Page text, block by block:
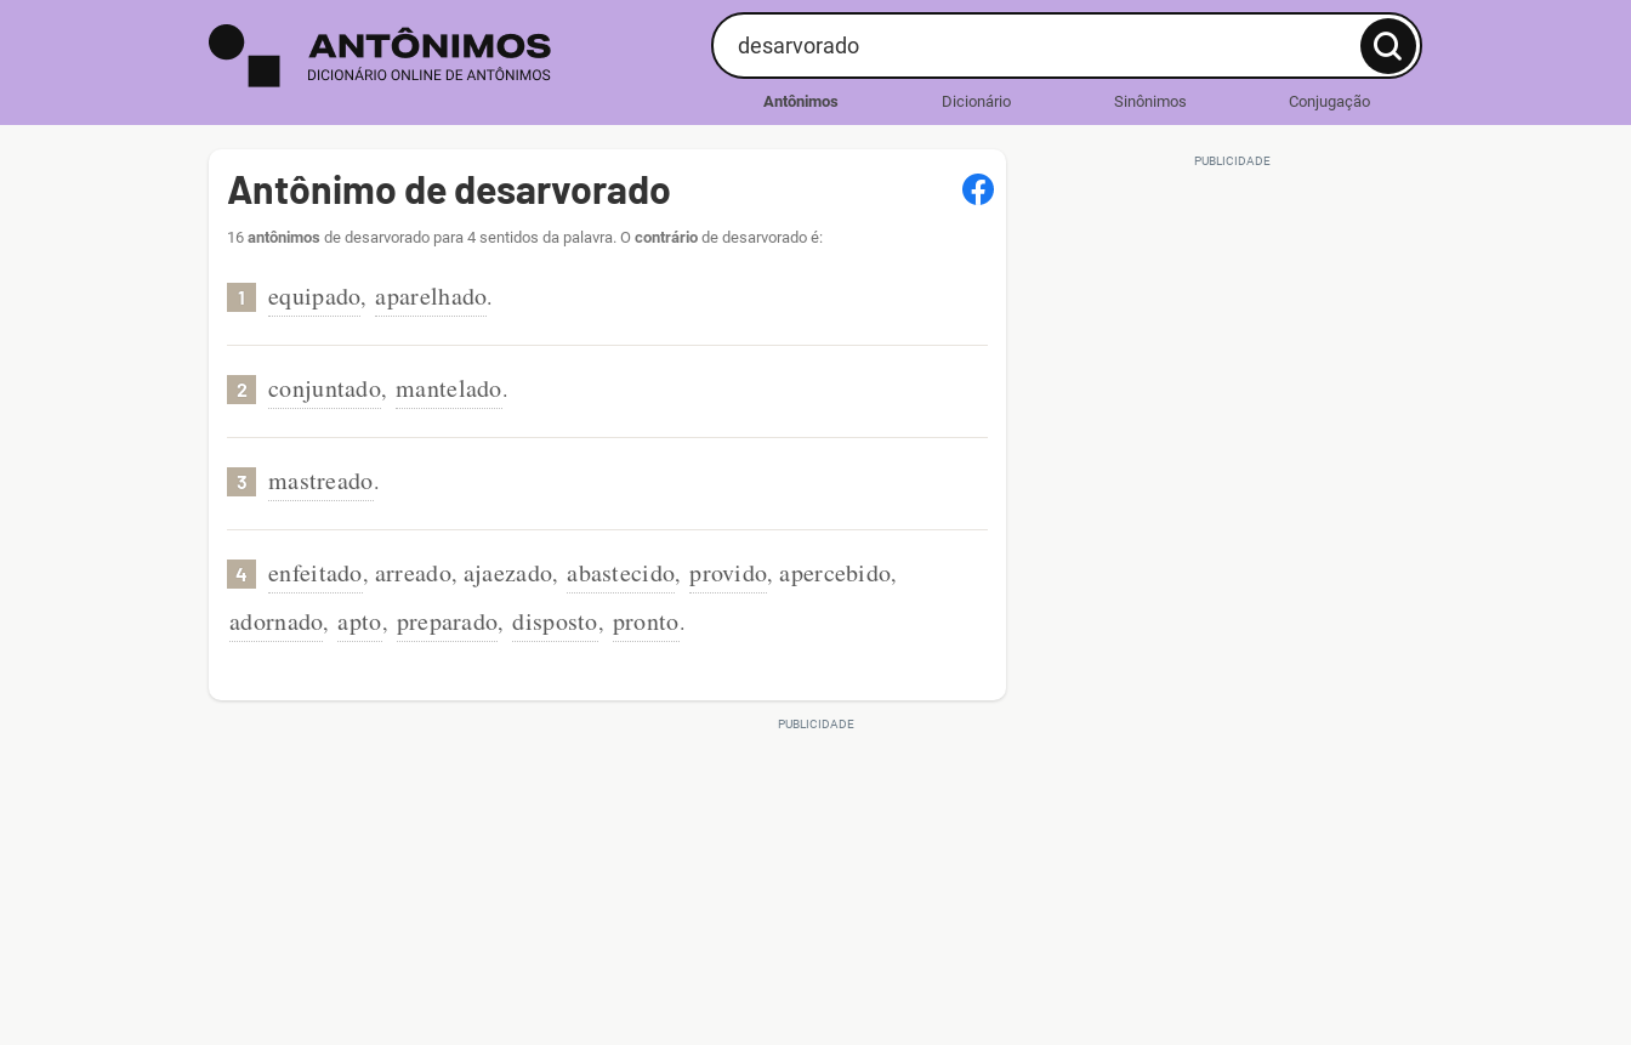
Antônimos Dicionário Sinônimos Conjugação
Antônimo de desarvorado
16 antônimos de desarvorado para 4 sentidos da palavra. O contrário de desarvorado é:
1 equipado, aparelhado.
2 conjuntado, mantelado.
3 mastreado.
4 enfeitado, arreado, ajaezado, abastecido, provido,apercebido,
adornado, apto, preparado, disposto, pronto.